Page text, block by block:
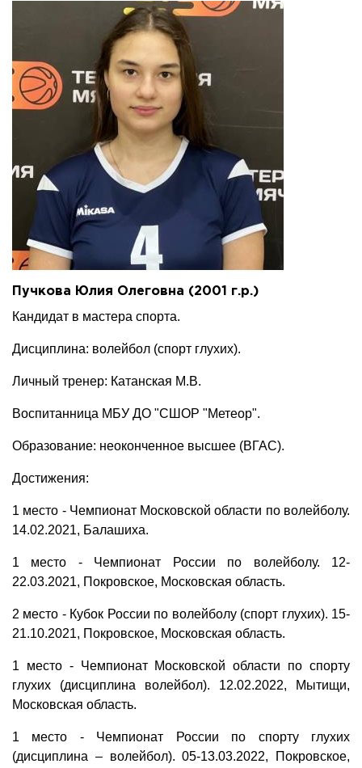
Пучкова Юлия Олеговна (2001 г.р.)
Кандидат в мастера спорта.
Дисциплина: волейбол (спорт глухих).
Личный тренер: Катанская М.В.
Воспитанница МБУ ДО "СШОР "Метеор".
Образование: неоконченное высшее (ВГАС).
Достижения:
1 место - Чемпионат Московской области по волейболу.
14.02.2021, Балашиха.
1 место - Чемпионат России по волейболу. 12-
22.03.2021, Покровское, Московская область.
2 место - Кубок России по волейболу (спорт глухих). 15-
21.10.2021, Покровское, Московская область.
1 место - Чемпионат Московской области по спорту
глухих (дисциплина волейбол). 12.02.2022, Мытищи,
Московская область.
1 место - Чемпионат России по спорту глухих
(дисциплина – волейбол). 05-13.03.2022, Покровское,